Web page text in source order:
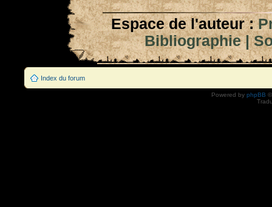
Espace de l'auteur :
Bibliographie|
Index du forum
Powered by phpBB